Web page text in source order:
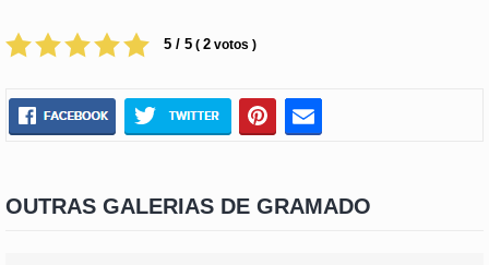
5 / 5 ( 2 votos )
OUTRAS GALERIAS DE GRAMADO